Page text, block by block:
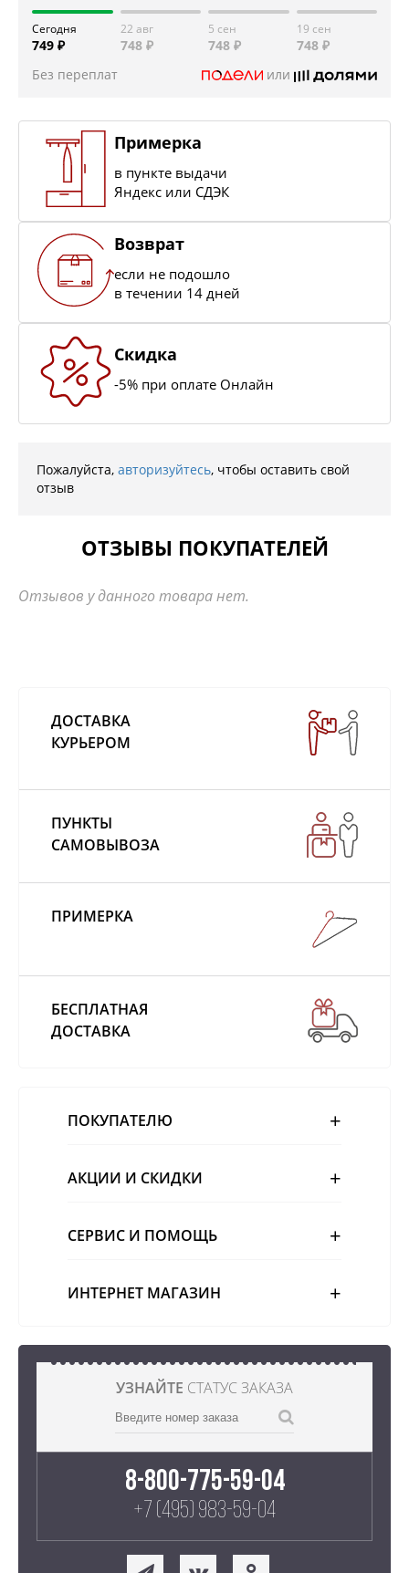
Сегодня
749 ₽
22 авг
748 ₽
5 сен
748 ₽
19 сен
748 ₽
Без переплат
или
Примерка
в пункте выдачи
Яндекс или СДЭК
Возврат
если не подошло
в течении 14 дней
Скидка
-5% при оплате Онлайн
Пожалуйста, авторизуйтесь, чтобы оставить свой
отзыв
ОТЗЫВЫ ПОКУПАТЕЛЕЙ
Отзывов у данного товара нет.
ДОСТАВКА
КУРЬЕРОМ
ПУНКТЫ
САМОВЫВОЗА
ПРИМЕРКА
БЕСПЛАТНАЯ
ДОСТАВКА
ПОКУПАТЕЛЮ
АКЦИИ И СКИДКИ
СЕРВИС И ПОМОЩЬ
ИНТЕРНЕТ МАГАЗИН
УЗНАЙТЕ СТАТУС ЗАКАЗА
8-800-775-59-04
+7 (495) 983-59-04